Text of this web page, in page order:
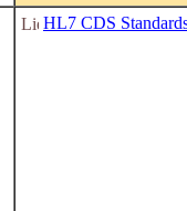
HL7 CDS